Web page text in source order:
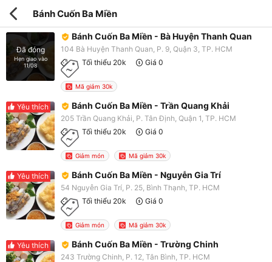
Bánh Cuốn Ba Miền
Đã đóng
Hẹn giao vào
11/08
Bánh Cuốn Ba Miền - Bà Huyện Thanh Quan
104 Bà Huyện Thanh Quan, P. 9, Quận 3, TP. HCM
Tối thiểu 20k
Giá 0
Mã giảm 30k
Yêu thích Bánh Cuốn Ba Miền - Trần Quang Khải
205 Trần Quang Khải, P. Tân Định, Quận 1, TP. HCM
Tối thiểu 20k
Giá 0
Giảm món Mã giảm 30k
Yêu thích Bánh Cuốn Ba Miền - Nguyễn Gia Trí
54 Nguyễn Gia Trí, P. 25, Bình Thạnh, TP. HCM
Tối thiểu 20k
Giá 0
Giảm món Mã giảm 30k
Yêu thích Bánh Cuốn Ba Miền - Trường Chinh
243 Trường Chinh, P. 12, Tân Bình, TP. HCM